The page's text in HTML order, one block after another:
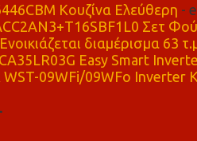
Κουζίνα Ελεύθερη -
Σετ
διαμέρισμα 63
Easy Smart
09WFi/09WFo Inverter